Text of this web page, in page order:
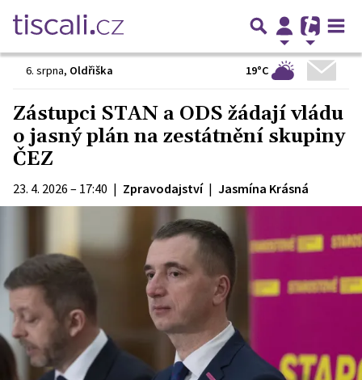
6. srpna, Oldřiška 19°C
Zástupci STAN a ODS žádají vládu
o jasný plán na zestátnění skupiny
ČEZ
23. 4. 2026 – 17:40 | Zpravodajství | Jasmína Krásná